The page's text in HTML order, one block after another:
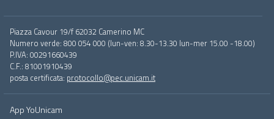
Footer
menu
full
Piazza Cavour 19/f 62032 Camerino MC
Numero verde: 800 054 000 (lun-ven: 8.30-13.30 lun-mer 15.00 -18.00)
P.IVA: 00291660439
C.F.: 81001910439
posta certificata: protocollo@pec.unicam.it
App YoUnicam